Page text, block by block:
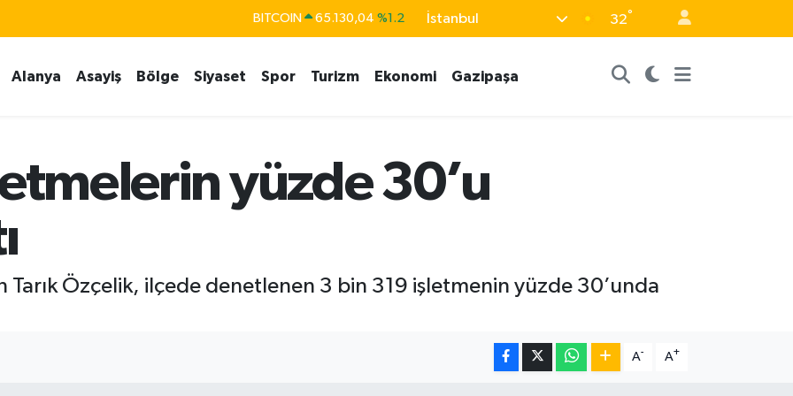
DOLAR 47,7106 %0.17
BİST100 13.773 %-19
İstanbul 32°
Alanya Asayiş Bölge Siyaset Spor Turizm Ekonomi Gazipaşa
yüzde 30’u
Tarık Özçelik, ilçede denetlenen 3 bin 319 işletmenin yüzde 30’unda
A- A+